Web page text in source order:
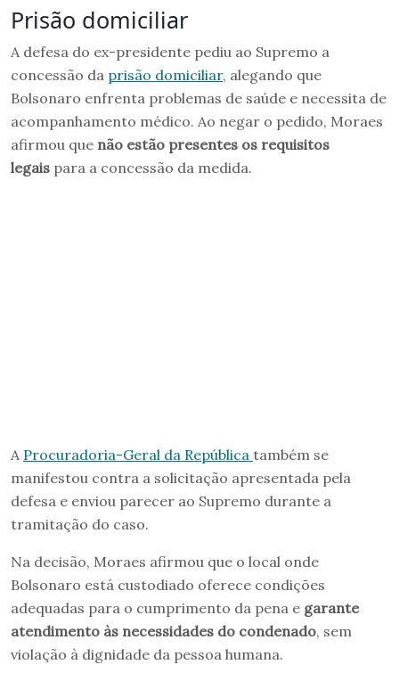
Prisão domiciliar
A defesa do ex-presidente pediu ao Supremo a
concessão da prisão domiciliar, alegando que
Bolsonaro enfrenta problemas de saúde e necessita de
acompanhamento médico. Ao negar o pedido, Moraes
afirmou que não estão presentes os requisitos
legais para a concessão da medida.
A Procuradoria-Geral da República também se
manifestou contra a solicitação apresentada pela
defesa e enviou parecer ao Supremo durante a
tramitação do caso.
Na decisão, Moraes afirmou que o local onde
Bolsonaro está custodiado oferece condições
adequadas para o cumprimento da pena e garante
atendimento às necessidades do condenado, sem
violação à dignidade da pessoa humana.